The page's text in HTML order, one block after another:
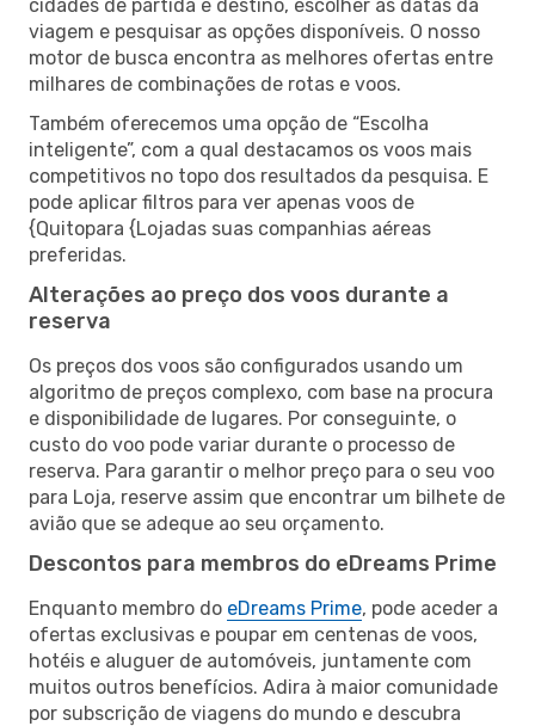
cidades de partida e destino, escolher as datas da
viagem e pesquisar as opções disponíveis. O nosso
motor de busca encontra as melhores ofertas entre
milhares de combinações de rotas e voos.
Também oferecemos uma opção de “Escolha
inteligente”, com a qual destacamos os voos mais
competitivos no topo dos resultados da pesquisa. E
pode aplicar filtros para ver apenas voos de
{Quitopara {Lojadas suas companhias aéreas
preferidas.
Alterações ao preço dos voos durante a
reserva
Os preços dos voos são configurados usando um
algoritmo de preços complexo, com base na procura
e disponibilidade de lugares. Por conseguinte, o
custo do voo pode variar durante o processo de
reserva. Para garantir o melhor preço para o seu voo
para Loja, reserve assim que encontrar um bilhete de
avião que se adeque ao seu orçamento.
Descontos para membros do eDreams Prime
Enquanto membro do eDreams Prime, pode aceder a
ofertas exclusivas e poupar em centenas de voos,
hotéis e aluguer de automóveis, juntamente com
muitos outros benefícios. Adira à maior comunidade
por subscrição de viagens do mundo e descubra